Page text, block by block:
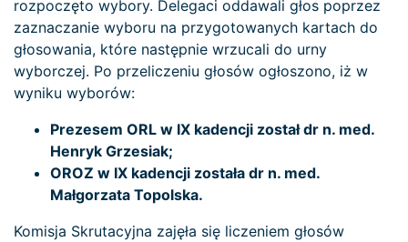
rozpoczęto wybory. Delegaci oddawali głos poprzez
zaznaczanie wyboru na przygotowanych kartach do
głosowania, które następnie wrzucali do urny
wyborczej. Po przeliczeniu głosów ogłoszono, iż w
wyniku wyborów:
Prezesem ORL w IX kadencji został dr n. med.
Henryk Grzesiak;
OROZ w IX kadencji została dr n. med.
Małgorzata Topolska.
Komisja Skrutacyjna zajęła się liczeniem głosów